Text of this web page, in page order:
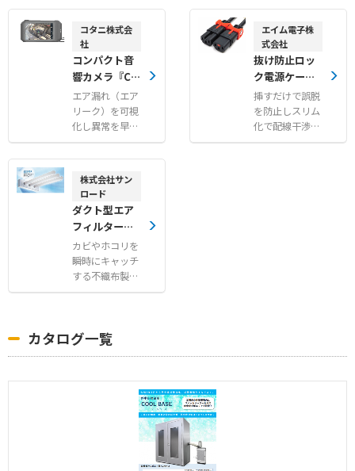
コタニ株式会
社
コンパクト音
響カメラ『CR
Y8024/CRY8
025』
エア漏れ（エア
リーク）を可視
化し異常を早期
に検出するポケ
ットサイズの産
ラ
エイム電子株
式会社
抜け防止ロッ
ク電源ケーブ
ル『LOCK PO
WER CABL
E』
挿すだけで誤脱
を防止しスリム
化で配線干渉も
軽減するロック
株式会社サン
ロード
ダクト型エア
フィルター
『電石サニフ
ィルター』
カビやホコリを
瞬時にキャッチ
する不織布製高
性能空調フィル
カタログ一覧